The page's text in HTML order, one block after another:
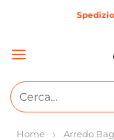
Cerca:
Home Arredo